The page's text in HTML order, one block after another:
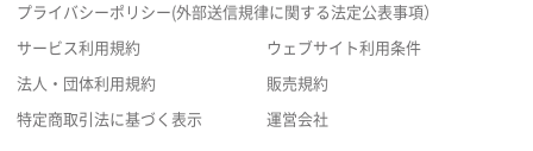
プライバシーポリシー(外部送信規律に関する法定公表事項）
サービス利用規約 ウェブサイト利用条件
法人・団体利用規約 販売規約
特定商取引法に基づく表示 運営会社